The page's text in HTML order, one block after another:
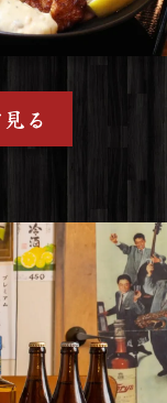
る